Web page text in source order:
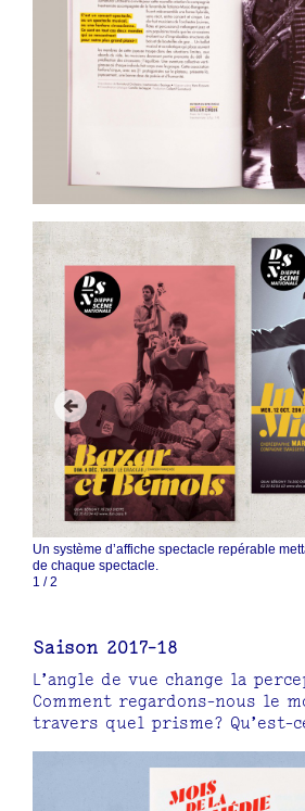
Un système d’affiche spectacle repérable
de chaque spectacle.
1 /2
Saison 2017-18
L’angle de vue change la
Comment regardons-nous le
travers quel prisme? Qu’est-